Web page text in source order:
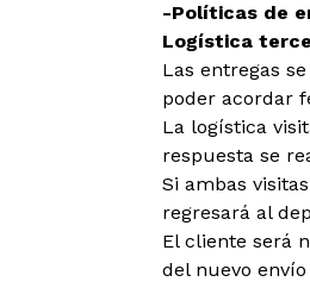
-Políticas de
Logística
Las entregas
poder acordar
La logística
respuesta se
Si ambas
regresará al
El cliente será
del nuevo